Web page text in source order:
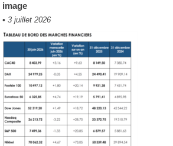
image
• 3 juillet 2026